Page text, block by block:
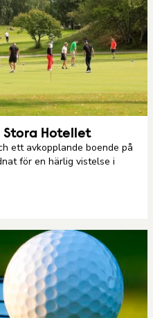
Hotellet
ett avkopplande boende på
för en härlig vistelse i